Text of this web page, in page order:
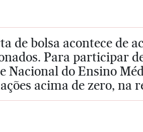
de bolsa acontece de
Para participar
Nacional do Ensino
acima de zero, na